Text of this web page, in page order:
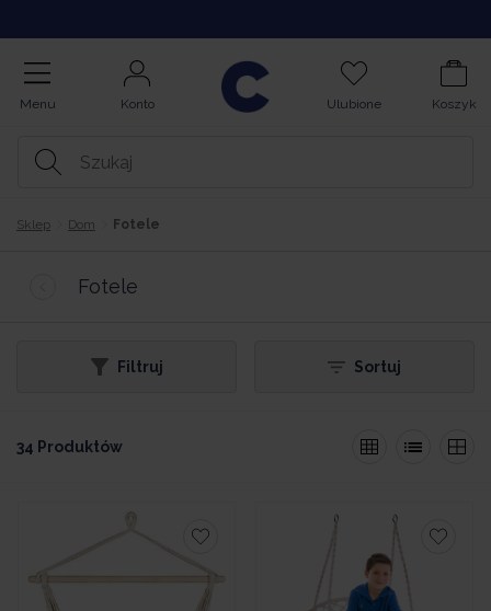
Menu Konto Ulubione Koszyk
Sklep Dom Fotele
Fotele
Filtruj Sortuj
34 Produktów